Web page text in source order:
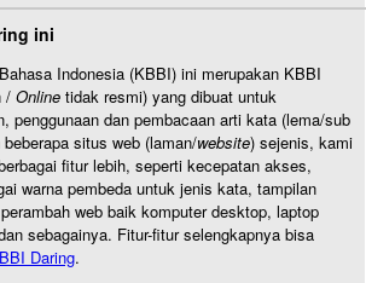
ini
Indonesia (KBBI) ini merupakan KBBI
/ Online tidak resmi) yang dibuat untuk
penggunaan dan pembacaan arti kata (lema/sub
situs web (laman/website) sejenis, kami
fitur lebih, seperti kecepatan akses,
warna pembeda untuk jenis kata, tampilan
web baik komputer desktop, laptop
sebagainya. Fitur-fitur selengkapnya bisa
Daring.